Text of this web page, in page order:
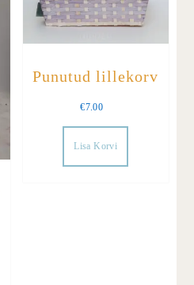
Punutud lillekorv
€7.00
Lisa Korvi